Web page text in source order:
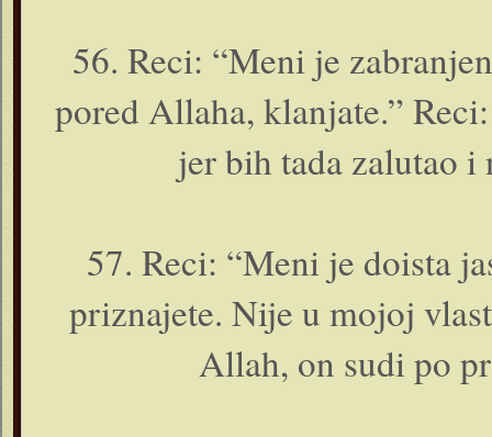
56. Reci: “Meni je
pored Allaha, klanjate.”
jer bih tada zalutao i
57. Reci: “Meni je doista
priznajete. Nije u mojoj
Allah, o­n sudi po